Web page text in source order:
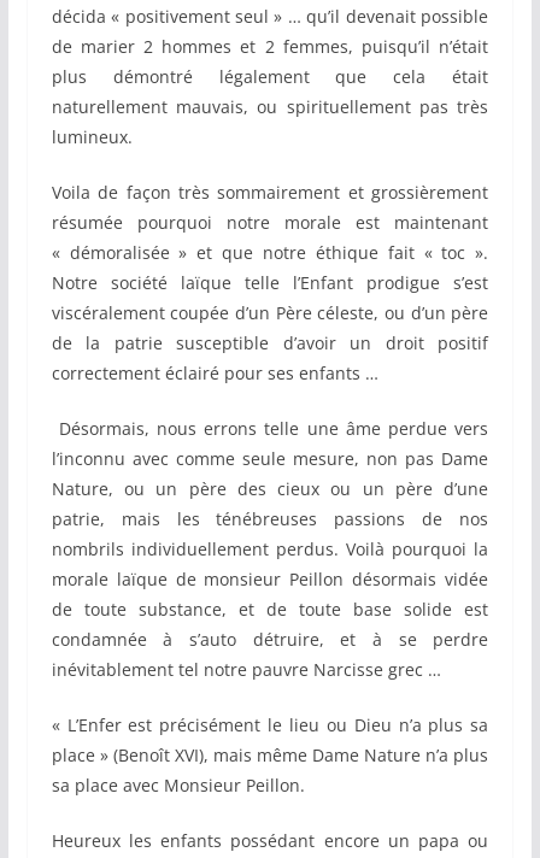
décida « positivement seul » … qu’il devenait possible
de marier 2 hommes et 2 femmes, puisqu’il n’était
plus démontré légalement que cela était
naturellement mauvais, ou spirituellement pas très
lumineux.
Voila de façon très sommairement et grossièrement
résumée pourquoi notre morale est maintenant
« démoralisée » et que notre éthique fait « toc ».
Notre société laïque telle l’Enfant prodigue s’est
viscéralement coupée d’un Père céleste, ou d’un père
de la patrie susceptible d’avoir un droit positif
correctement éclairé pour ses enfants …
Désormais, nous errons telle une âme perdue vers
l’inconnu avec comme seule mesure, non pas Dame
Nature, ou un père des cieux ou un père d’une
patrie, mais les ténébreuses passions de nos
nombrils individuellement perdus. Voilà pourquoi la
morale laïque de monsieur Peillon désormais vidée
de toute substance, et de toute base solide est
condamnée à s’auto détruire, et à se perdre
inévitablement tel notre pauvre Narcisse grec …
« L’Enfer est précisément le lieu ou Dieu n’a plus sa
place » (Benoît XVI), mais même Dame Nature n’a plus
sa place avec Monsieur Peillon.
Heureux les enfants possédant encore un papa ou